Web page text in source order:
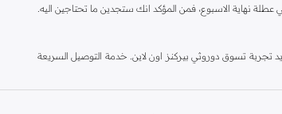
نهاية الاسبوع، فمن المؤكد انك ستجدين ما تحتاجين اليه.
تسوق دوروثي بيركنز اون لاين. خدمة التوصيل السريعة